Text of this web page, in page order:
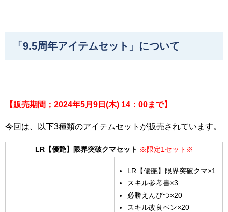
「9.5周年アイテムセット」について
【販売期間；2024年5月9 日(木) 14 ：00まで】
今回は、以下3種類のアイテムセットが販売されています。
LR【優艶】限界突破クマセット ※限定1セット※
LR【優艶】限界突破クマ×1
スキル参考書×3
必勝えんぴつ×20
スキル改良ペン×20